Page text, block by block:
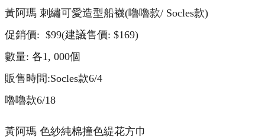
黃阿瑪 刺繡可愛造型船襪(嚕嚕款/ Socles款)
促銷價: $99(建議售價: $169)
數量: 各1, 000個
販售時間:Socles款6/4
嚕嚕款6/18
黃阿瑪 色紗純棉撞色緹花方巾